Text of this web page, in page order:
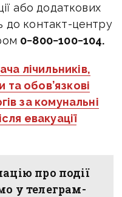
або додаткових
до контакт-центру
0−800−100−104.
лічильників,
обов’язкові
за комунальні
евакуації
про події
у телеграм-